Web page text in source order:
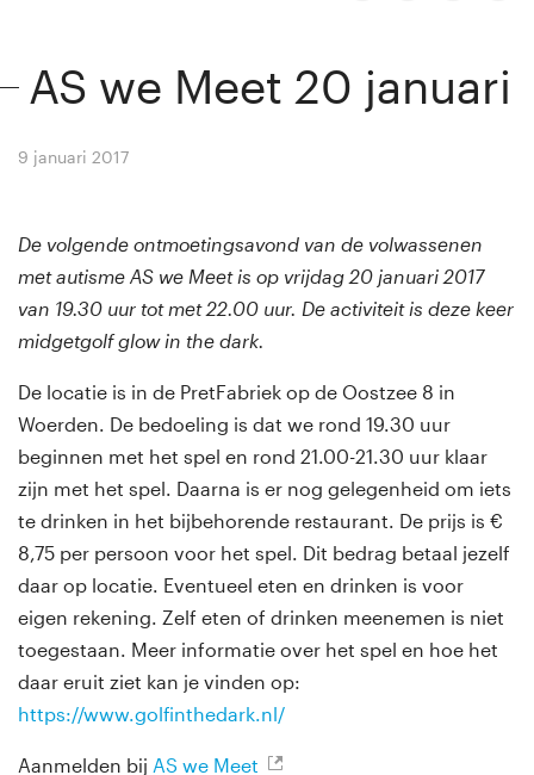
AS we Meet 20 januari
9 januari 2017
De volgende ontmoetingsavond van de volwassenen
met autisme AS we Meet is op vrijdag 20 januari 2017
van 19.30 uur tot met 22.00 uur. De activiteit is deze keer
midgetgolf glow in the dark.
De locatie is in de PretFabriek op de Oostzee 8 in
Woerden. De bedoeling is dat we rond 19.30 uur
beginnen met het spel en rond 21.00-21.30 uur klaar
zijn met het spel. Daarna is er nog gelegenheid om iets
te drinken in het bijbehorende restaurant. De prijs is €
8,75 per persoon voor het spel. Dit bedrag betaal jezelf
daar op locatie. Eventueel eten en drinken is voor
eigen rekening. Zelf eten of drinken meenemen is niet
toegestaan. Meer informatie over het spel en hoe het
daar eruit ziet kan je vinden op:
https://www.golfinthedark.nl/
Aanmelden bij AS we Meet